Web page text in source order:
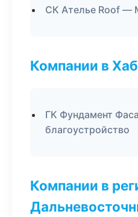
СК Ателье Roof —
Компании в
ГК Фундамент
благоустройство
Компании в